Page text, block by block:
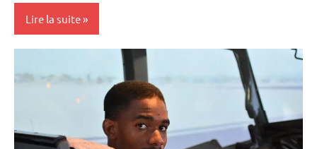
Lire la suite
Guyane
Environnement
Outremer